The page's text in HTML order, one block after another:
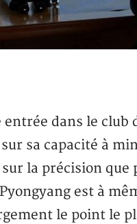
dans le club
sa capacité à
la précision
est à
le point le